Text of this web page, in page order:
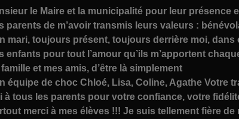
le Maire et la municipalité pour leur présence
parents de m’avoir transmis leurs valeurs :
mari, toujours présent, toujours derrière moi, dans
enfants pour tout l’amour qu’ils m’apportent
et mes amis, d’être là simplement
équipe de choc Chloé, Lisa, Coline, Agathe Votre
à tous les parents pour votre confiance, votre
merci à mes élèves !!! Je suis tellement fière